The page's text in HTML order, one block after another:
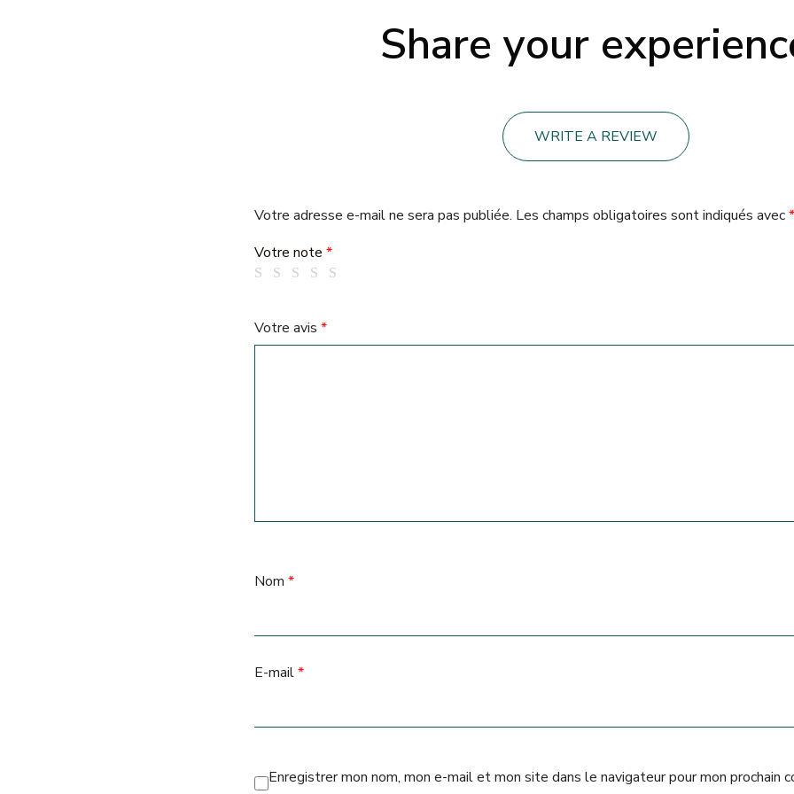
Share your
WRITE A REVIEW
Votre adresse e-mail ne sera pas publiée. Les champs obligatoires sont indiqués avec*
Votre note *
Votre avis *
Nom *
E-mail*
Enregistrer mon nom, mon e-mail et mon site dans le navigateur pour mon prochain